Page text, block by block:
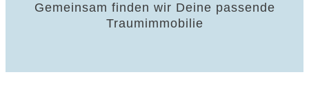
Gemeinsam finden wir Deine passende
Traumimmobilie